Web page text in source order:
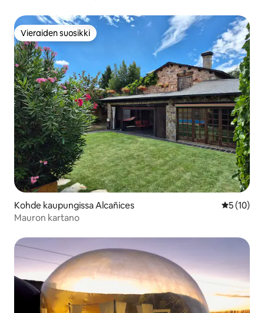
Vieraiden suosikki
Vieraiden suosikki
Kohde kaupungissa Alcañices
5 (10)
Mauron kartano